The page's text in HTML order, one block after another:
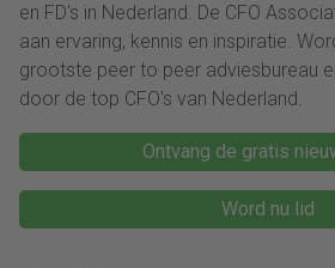
en FD's in Nederland. De CFO
aan ervaring, kennis en inspiratie.
grootste peer to peer adviesbureau
door de top CFO's van Nederland.
Ontvang de gratis
Word nu lid